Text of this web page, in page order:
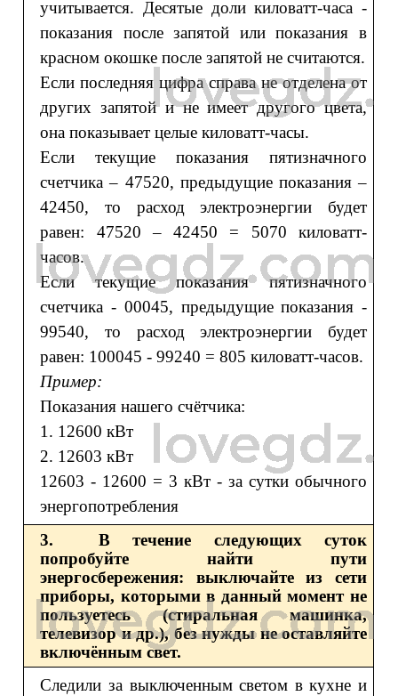
учитывается. Десятые доли киловатт-часа -
показания после запятой или показания в
красном окошке после запятой не считаются.
Если последняя цифра справа не отделена от
других запятой и не имеет другого цвета,
она показывает целые киловатт-часы.
Если текущие показания пятизначного
счетчика – 47520, предыдущие показания –
42450, то расход электроэнергии будет
равен: 47520 – 42450 = 5070 киловатт-
часов.
Если текущие показания пятизначного
счетчика - 00045, предыдущие показания -
99540, то расход электроэнергии будет
равен: 100045 - 99240 = 805 киловатт-часов.
Пример:
Показания нашего счётчика:
1. 12600 кВт
2. 12603 кВт
12603 - 12600 = 3 кВт - за сутки обычного
энергопотребления
3. В течение следующих суток
попробуйте найти пути
энергосбережения: выключайте из сети
приборы, которыми в данный момент не
пользуетесь (стиральная машинка,
телевизор и др.), без нужды не оставляйте
включённым свет.
Следили за выключенным светом в кухне и